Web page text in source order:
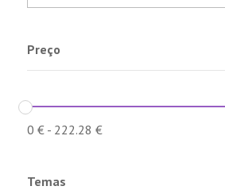
Preço
0 €- 222.28 €
Temas